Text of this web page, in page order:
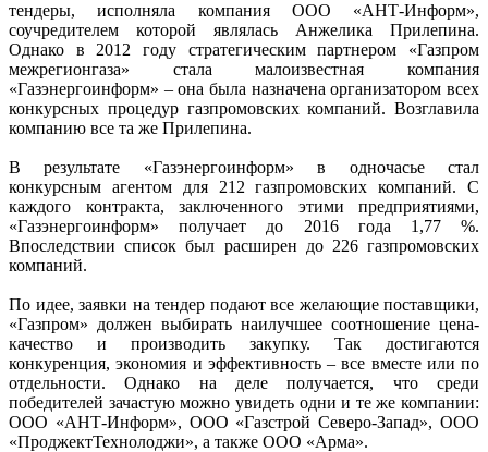
тендеры, исполняла компания ООО «АНТ-Информ»,
соучредителем которой являлась Анжелика Прилепина.
Однако в 2012 году стратегическим партнером «Газпром
межрегионгаза» стала малоизвестная компания
«Газэнергоинформ» – она была назначена организатором всех
конкурсных процедур газпромовских компаний. Возглавила
компанию все та же Прилепина.
В результате «Газэнергоинформ» в одночасье стал
конкурсным агентом для 212 газпромовских компаний. С
каждого контракта, заключенного этими предприятиями,
«Газэнергоинформ» получает до 2016 года 1,77 %.
Впоследствии список был расширен до 226 газпромовских
компаний.
По идее, заявки на тендер подают все желающие поставщики,
«Газпром» должен выбирать наилучшее соотношение цена-
качество и производить закупку. Так достигаются
конкуренция, экономия и эффективность – все вместе или по
отдельности. Однако на деле получается, что среди
победителей зачастую можно увидеть одни и те же компании:
ООО «АНТ-Информ», ООО «Газстрой Северо-Запад», ООО
«ПроджектТехнолоджи», а также ООО «Арма».